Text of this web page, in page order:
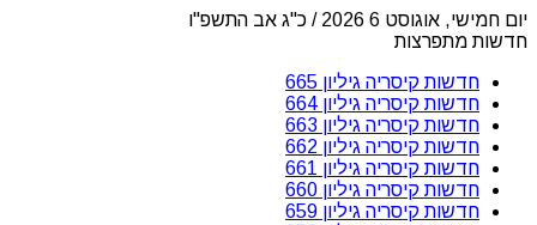
יום חמישי, אוגוסט 6 2026 / כ"ג אב התשפ"ו
חדשות מתפרצות
חדשות קיסריה גיליון 665
חדשות קיסריה גיליון 664
חדשות קיסריה גיליון 663
חדשות קיסריה גיליון 662
חדשות קיסריה גיליון 661
חדשות קיסריה גיליון 660
חדשות קיסריה גיליון 659